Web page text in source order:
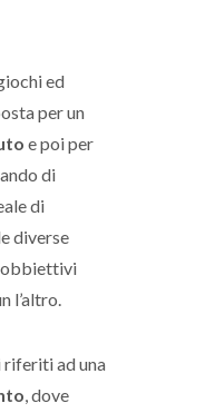
ed
per un
e poi per
di
di
diverse
obbiettivi
l’altro.
ad una
, dove